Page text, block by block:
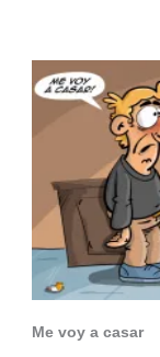
Me voy a casar